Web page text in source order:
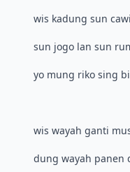
wis kadung sun
sun jogo lan sun
yo mung riko sing
wis wayah ganti
dung wayah panen